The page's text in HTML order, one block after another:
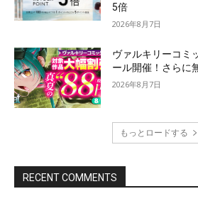
5倍
2026年8月7日
ヴァルキリーコミ
ール開催！さらに
2026年8月7日
もっとロードする
RECENT COMMENTS